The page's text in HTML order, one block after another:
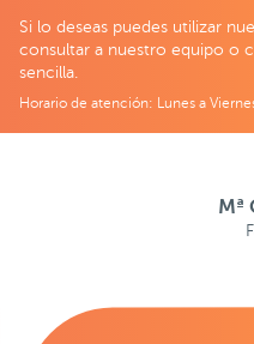
Si lo deseas puedes utilizar
consultar a nuestro equipo o
sencilla.
Horario de atención: Lunes a
Mª